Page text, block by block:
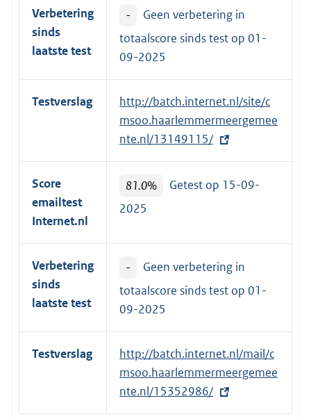
Verbetering
sinds
laatste test
-
Geen verbetering in
totaalscore sinds test op 01-
09-2025
Testverslag
E
x
t
e
e
k
:
http://batch.internet.nl/site/c
msoo.haarlemmermeergemee
nte.nl/13149115/
Score
emailtest
Internet.nl
81.0%
Getest op 15-09-
2025
Verbetering
sinds
laatste test
-
Geen verbetering in
totaalscore sinds test op 01-
09-2025
Testverslag
E
x
t
e
http://batch.internet.nl/mail/c
msoo.haarlemmermeergemee
nte.nl/15352986/